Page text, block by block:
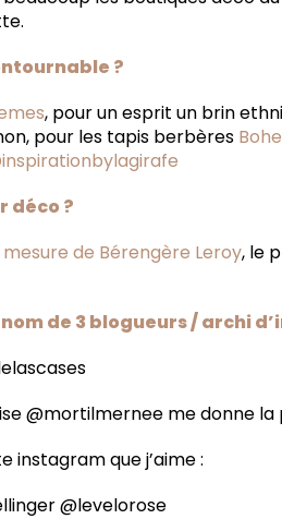
?
, pour un esprit un brin
pour les tapis berbères
déco ?
de Bérengère Leroy, le
de 3 blogueurs / archi
@mortilmernee me donne
instagram que j’aime :
@levelorose